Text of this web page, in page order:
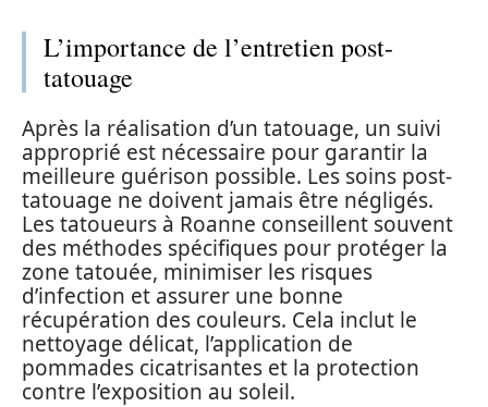
L’importance de l’entretien post-
tatouage
Après la réalisation d’un tatouage, un suivi
approprié est nécessaire pour garantir la
meilleure guérison possible. Les soins post-
tatouage ne doivent jamais être négligés.
Les tatoueurs à Roanne conseillent souvent
des méthodes spécifiques pour protéger la
zone tatouée, minimiser les risques
d’infection et assurer une bonne
récupération des couleurs. Cela inclut le
nettoyage délicat, l’application de
pommades cicatrisantes et la protection
contre l’exposition au soleil.